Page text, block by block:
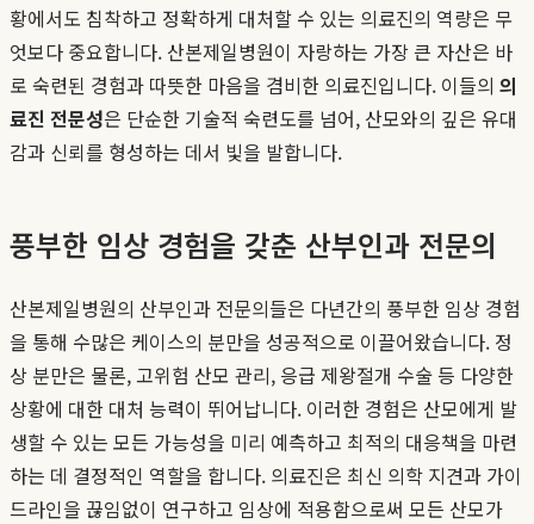
황에서도 침착하고 정확하게 대처할 수 있는 의료진의 역량은 무
엇보다 중요합니다. 산본제일병원이 자랑하는 가장 큰 자산은 바
로 숙련된 경험과 따뜻한 마음을 겸비한 의료진입니다. 이들의 의
료진 전문성은 단순한 기술적 숙련도를 넘어, 산모와의 깊은 유대
감과 신뢰를 형성하는 데서 빛을 발합니다.
풍부한 임상 경험을 갖춘 산부인과 전문의
산본제일병원의 산부인과 전문의들은 다년간의 풍부한 임상 경험
을 통해 수많은 케이스의 분만을 성공적으로 이끌어왔습니다. 정
상 분만은 물론, 고위험 산모 관리, 응급 제왕절개 수술 등 다양한
상황에 대한 대처 능력이 뛰어납니다. 이러한 경험은 산모에게 발
생할 수 있는 모든 가능성을 미리 예측하고 최적의 대응책을 마련
하는 데 결정적인 역할을 합니다. 의료진은 최신 의학 지견과 가이
드라인을 끊임없이 연구하고 임상에 적용함으로써 모든 산모가